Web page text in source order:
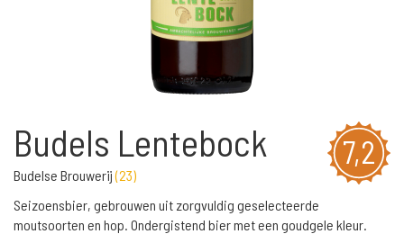
7,2
Budels Lentebock
Budelse Brouwerij(23)
Seizoensbier, gebrouwen uit zorgvuldig geselecteerde
moutsoorten en hop. Ondergistend bier met een goudgele kleur.